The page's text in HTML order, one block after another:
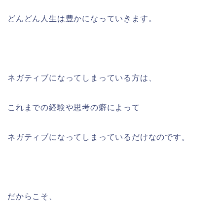
どんどん人生は豊かになっていきます。
ネガティブになってしまっている方は、
これまでの経験や思考の癖によって
ネガティブになってしまっているだけなのです。
だからこそ、